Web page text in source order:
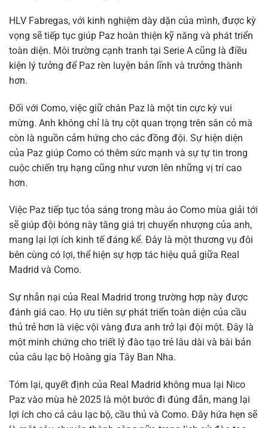
HLV Fabregas, với kinh nghiệm dày dặn của mình, được kỳ
vọng sẽ tiếp tục giúp Paz hoàn thiện kỹ năng và phát triển
toàn diện. Môi trường cạnh tranh tại Serie A cũng là điều
kiện lý tưởng để Paz rèn luyện bản lĩnh và trưởng thành
hơn.
Đối với Como, việc giữ chân Paz là một tin cực kỳ vui
mừng. Anh không chỉ là trụ cột quan trọng trên sân cỏ mà
còn là nguồn cảm hứng cho các đồng đội. Sự hiện diện
của Paz giúp Como có thêm sức mạnh và sự tự tin trong
cuộc chiến trụ hạng cũng như vươn lên những vị trí cao
hơn.
Việc Paz tiếp tục tỏa sáng trong màu áo Como mùa giải tới
sẽ giúp đội bóng này tăng giá trị chuyển nhượng của anh,
mang lại lợi ích kinh tế đáng kể. Đây là một thương vụ đôi
bên cùng có lợi, thể hiện sự hợp tác hiệu quả giữa Real
Madrid và Como.
Sự nhẫn nại của Real Madrid trong trường hợp này được
đánh giá cao. Họ ưu tiên sự phát triển toàn diện của cầu
thủ trẻ hơn là việc vội vàng đưa anh trở lại đội một. Đây là
một minh chứng cho triết lý đào tạo trẻ lâu dài và bài bản
của câu lạc bộ Hoàng gia Tây Ban Nha.
Tóm lại, quyết định của Real Madrid không mua lại Nico
Paz vào mùa hè 2025 là một bước đi đúng đắn, mang lại
lợi ích cho cả câu lạc bộ, cầu thủ và Como. Đây hứa hẹn sẽ